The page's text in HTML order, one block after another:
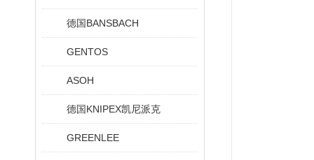
德国BANSBACH
GENTOS
ASOH
德国KNIPEX凯尼派克
GREENLEE